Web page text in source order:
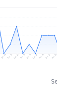
Jul 20 Jul 21 Jul 22 Jul 23 Jul 24 Jul 25 Jul 26 Jul 27 Jul 28